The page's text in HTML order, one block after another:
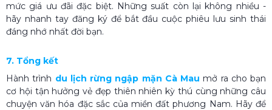
mức giá ưu đãi đặc biệt. Những suất còn lại không nhiều -
hãy nhanh tay đăng ký để bắt đầu cuộc phiêu lưu sinh thái
đáng nhớ nhất đời bạn.
7. Tổng kết
Hành trình du lịch rừng ngập mặn Cà Mau mở ra cho bạn
cơ hội tận hưởng vẻ đẹp thiên nhiên kỳ thú cùng những câu
chuyện văn hóa đặc sắc của miền đất phương Nam. Hãy để